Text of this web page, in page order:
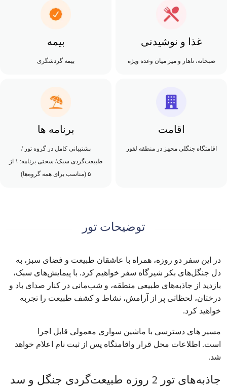
غذا و نوشیدنی
صبحانه، ناهار و میز میان وعده ویژه
بیمه
بیمه گردشگری
اقامت
اقامتگاه جنگلی مجهز در منطقه لفور
برنامه ها
پشتیبانی کامل در گروه تور /
طبیعت‌گردی سبک/ سختی برنامه: ۱ از
۵ (مناسب برای همه گروه‌ها)
توضیحات تور
در این سفر دو ‌روزه، همراه با عاشقان طبیعت و فضای سبز، به
دل جنگل‌های بکر شیرگاه سفر خواهیم کرد. با پیمایش‌های سبک،
بازدید از جاذبه‌های طبیعی منطقه، و شب‌مانی در کنار صدای باد و
درختان، لحظاتی پر از آرامش، نشاط و کشف طبیعت را تجربه
خواهید کرد.
مسیر های دسترسی با ماشین سواری معمولی قابل اجرا
است. اطلاعات محل قرار واقامتگاه پس از ثبت‌ نام اعلام خواهد
شد.
جاذبه‌های تور 2 روزه طبیعت‌گردی جنگل و سد